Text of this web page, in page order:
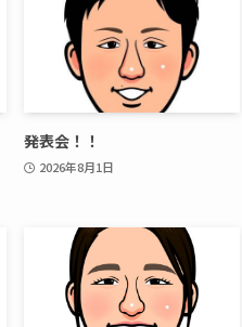
発表会！！
2026年8月1日